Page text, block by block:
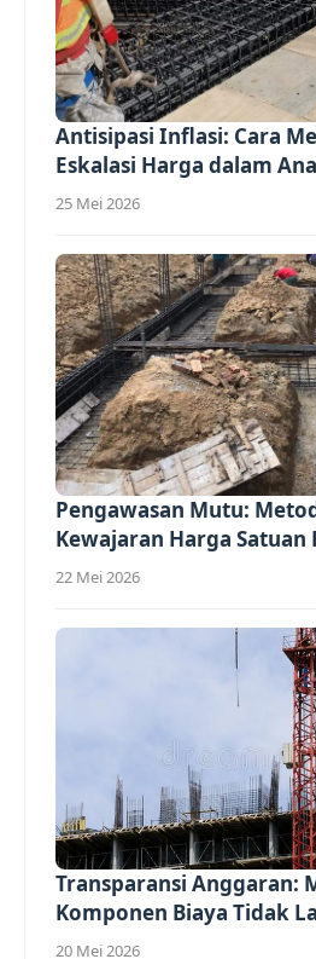
Antisipasi Inflasi: Cara
Eskalasi Harga dalam
25 Mei 2026
Pengawasan Mutu:
Kewajaran Harga Satuan
22 Mei 2026
Transparansi Anggaran:
Komponen Biaya Tidak
(Overhead)...
20 Mei 2026